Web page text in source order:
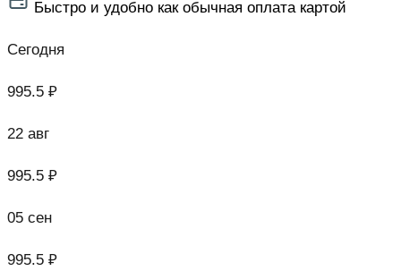
Быстро и удобно как обычная оплата картой
Сегодня
995.5 ₽
22 авг
995.5 ₽
05 сен
995.5 ₽